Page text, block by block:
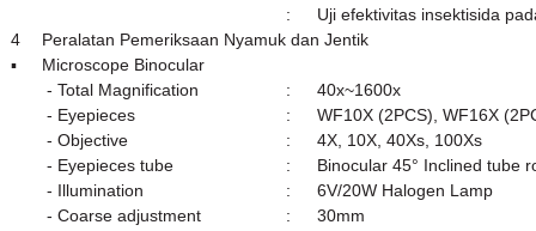
:
Uji efektivitas insektisida
4
Peralatan Pemeriksaan Nyamuk dan Jentik
▪
Microscope Binocular
- Total Magnification
:
40x~1600x
- Eyepieces
:
WF10X (2PCS), WF16X
- Objective
:
4X, 10X, 40Xs, 100Xs
- Eyepieces tube
:
Binocular 45° Inclined tube
- Illumination
:
6V/20W Halogen Lamp
- Coarse adjustment
:
30mm